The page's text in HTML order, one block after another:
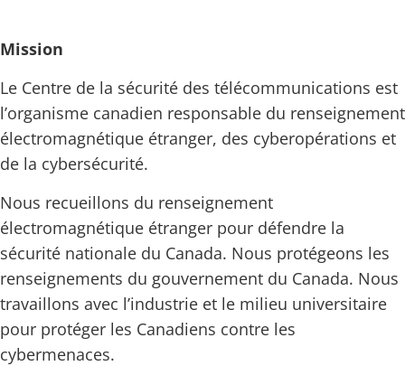
Mission
Le Centre de la sécurité des télécommunications est
l’organisme canadien responsable du renseignement
électromagnétique étranger, des cyberopérations et
de la cybersécurité.
Nous recueillons du renseignement
électromagnétique étranger pour défendre la
sécurité nationale du Canada. Nous protégeons les
renseignements du gouvernement du Canada. Nous
travaillons avec l’industrie et le milieu universitaire
pour protéger les Canadiens contre les
cybermenaces.